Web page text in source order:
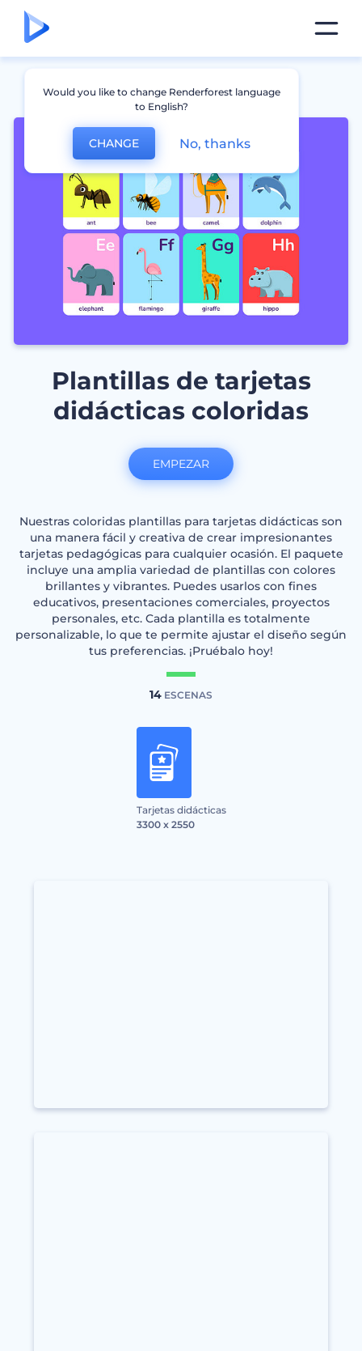
Plantillas de tarjetas
didácticas coloridas
Nuestras coloridas plantillas para tarjetas didácticas son
una manera fácil y creativa de crear impresionantes
tarjetas pedagógicas para cualquier ocasión. El paquete
incluye una amplia variedad de plantillas con colores
brillantes y vibrantes. Puedes usarlos con fines
educativos, presentaciones comerciales, proyectos
personales, etc. Cada plantilla es totalmente
personalizable, lo que te permite ajustar el diseño según
tus preferencias. ¡Pruébalo hoy!
14 ESCENAS
Tarjetas didácticas
3300 x 2550
EMPEZAR
Would you like to change Renderforest language
to English?
CHANGE No, thanks